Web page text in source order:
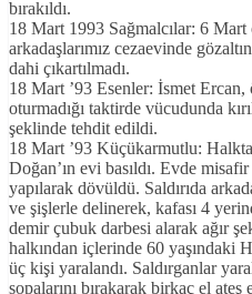
bırakıldı.
18 Mart 1993 Sağmalcılar: 6
arkadaşlarımız cezaevinde
dahi çıkartılmadı.
18 Mart ’93 Esenler: İsmet
oturmadığı taktirde vücudunda
şeklinde tehdit edildi.
18 Mart ’93 Küçükarmutlu:
Doğan’ın evi basıldı. Evde
yapılarak dövüldü. Saldırıda
ve şişlerle delinerek, kafası 4
demir çubuk darbesi alarak ağır
halkından içlerinde 60 yaşındaki
üç kişi yaralandı. Saldırganlar
sopalarını bırakarak birkaç el ateş